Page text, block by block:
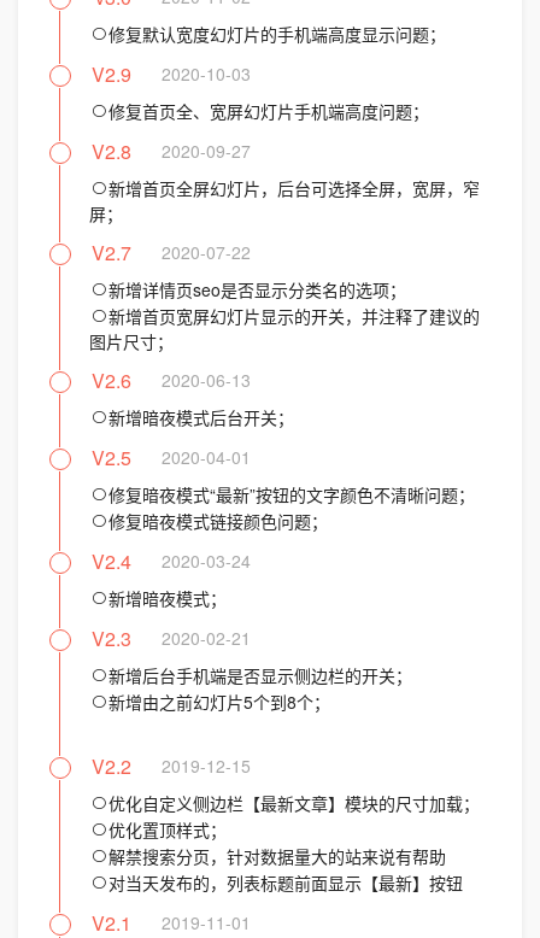
修复默认宽度幻灯片的手机端高度显示问题；
2020-10-03
修复首页全、宽屏幻灯片手机端高度问题；
V2.9
2020-09-27
新增首页全屏幻灯片，后台可选择全屏，宽屏，窄
屏；
V2.8
2020-07-22
新增详情页seo是否显示分类名的选项；
新增首页宽屏幻灯片显示的开关，并注释了建议的
图片尺寸；
V2.7
2020-06-13
新增暗夜模式后台开关；
V2.6
2020-04-01
修复暗夜模式“最新”按钮的文字颜色不清晰问题；
修复暗夜模式链接颜色问题；
V2.5
2020-03-24
新增暗夜模式；
V2.4
2020-02-21
新增后台手机端是否显示侧边栏的开关；
新增由之前幻灯片5个到8个；
V2.3
2019-12-15
优化自定义侧边栏【最新文章】模块的尺寸加载；
优化置顶样式；
解禁搜索分页，针对数据量大的站来说有帮助
对当天发布的，列表标题前面显示【最新】按钮
V2.2
2019-11-01
V2.1